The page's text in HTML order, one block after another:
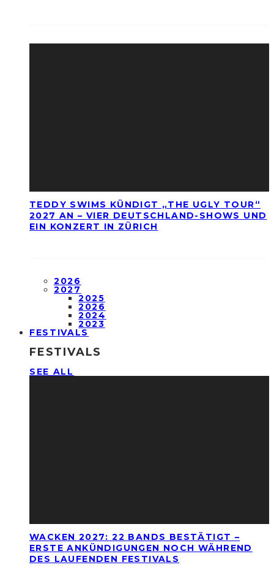
TEDDY SWIMS KÜNDIGT „THE UGLY TOUR“
2027 AN – VIER DEUTSCHLAND-SHOWS UND
EIN KONZERT IN ZÜRICH
2026
2027
2025
2026
2024
2023
FESTIVALS
FESTIVALS
SEE ALL
WACKEN 2027: 22 BANDS BESTÄTIGT –
ERSTE ANKÜNDIGUNGEN NOCH WÄHREND
DES LAUFENDEN FESTIVALS